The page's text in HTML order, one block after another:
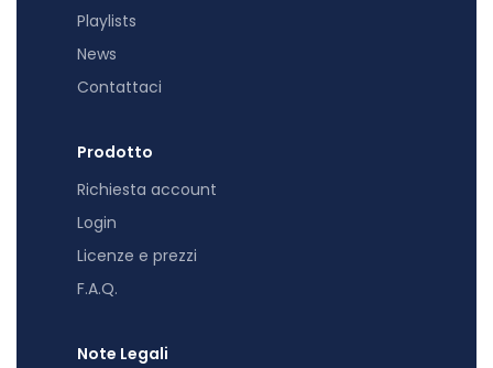
Playlists
News
Contattaci
Prodotto
Richiesta account
Login
Licenze e prezzi
F.A.Q.
Note Legali